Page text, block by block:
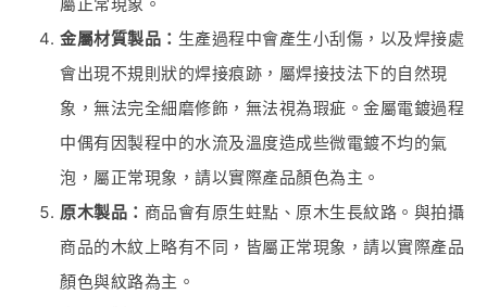
屬正常現象。
金屬材質製品： 生產過程中會產生小刮傷，以及焊接處
會出現不規則狀的焊接痕跡，屬焊接技法下的自然現
象，無法完全細磨修飾，無法視為瑕疵。金屬電鍍過程
中偶有因製程中的水流及溫度造成些微電鍍不均的氣
泡，屬正常現象，請以實際產品顏色為主。
原木製品： 商品會有原生蛀點、原木生長紋路。與拍攝
商品的木紋上略有不同，皆屬正常現象，請以實際產品
顏色與紋路為主。